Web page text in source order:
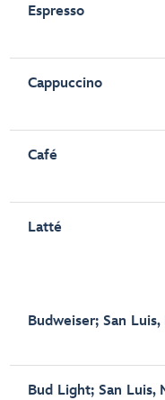
Espresso
Cappuccino
Café
Latté
Budweiser; San
Bud Light; San Luis,